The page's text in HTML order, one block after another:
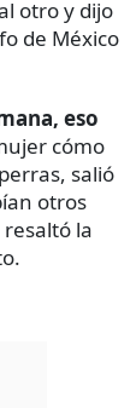
otro y dijo
de México
eso
cómo
salió
otros
resaltó la